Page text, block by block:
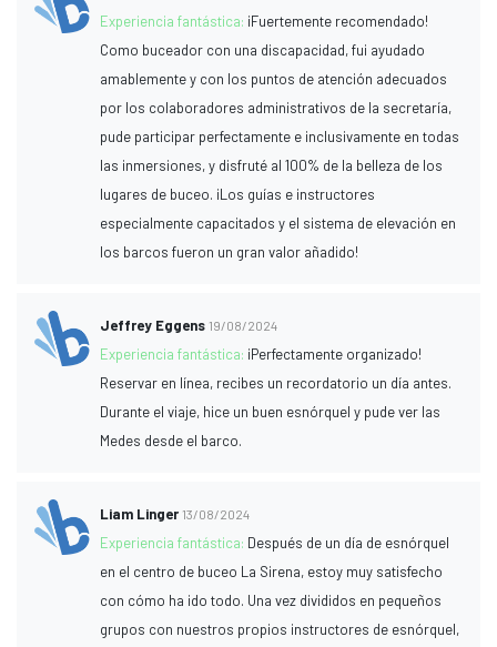
Experiencia fantástica: ¡Fuertemente recomendado!
Como buceador con una discapacidad, fui ayudado
amablemente y con los puntos de atención adecuados
por los colaboradores administrativos de la secretaría,
pude participar perfectamente e inclusivamente en todas
las inmersiones, y disfruté al 100% de la belleza de los
lugares de buceo. ¡Los guías e instructores
especialmente capacitados y el sistema de elevación en
los barcos fueron un gran valor añadido!
Jeffrey Eggens 19/08/2024
Experiencia fantástica: ¡Perfectamente organizado!
Reservar en línea, recibes un recordatorio un día antes.
Durante el viaje, hice un buen esnórquel y pude ver las
Medes desde el barco.
Liam Linger 13/08/2024
Experiencia fantástica: Después de un día de esnórquel
en el centro de buceo La Sirena, estoy muy satisfecho
con cómo ha ido todo. Una vez divididos en pequeños
grupos con nuestros propios instructores de esnórquel,